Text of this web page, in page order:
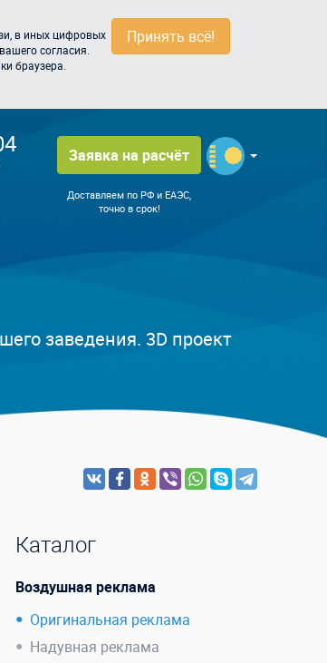
Принять всё!
в иных цифровых
согласия.
браузера.
Заявка на расчёт
Доставляем по РФ и ЕАЭС,
точно в срок!
заведения. 3D проект
Каталог
Воздушная реклама
Оригинальная реклама
Надувная реклама